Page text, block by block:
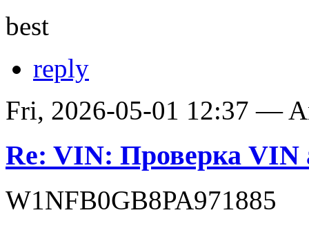
best
reply
Fri, 2026-05-01 12:37 —
Re: VIN: Проверка VIN
W1NFB0GB8PA971885